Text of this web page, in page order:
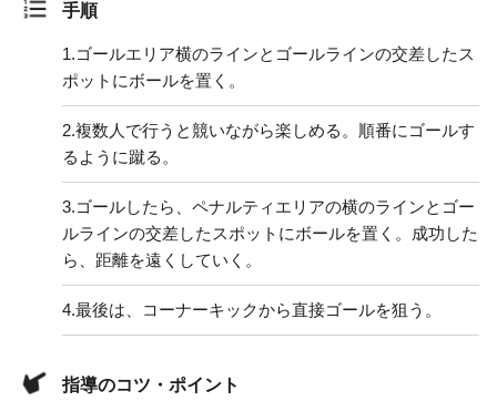
手順
1.ゴールエリア横のラインとゴールラインの交差したス
ポットにボールを置く。
2.複数人で行うと競いながら楽しめる。順番にゴールす
るように蹴る。
3.ゴールしたら、ペナルティエリアの横のラインとゴー
ルラインの交差したスポットにボールを置く。成功した
ら、距離を遠くしていく。
4.最後は、コーナーキックから直接ゴールを狙う。
指導のコツ・ポイント